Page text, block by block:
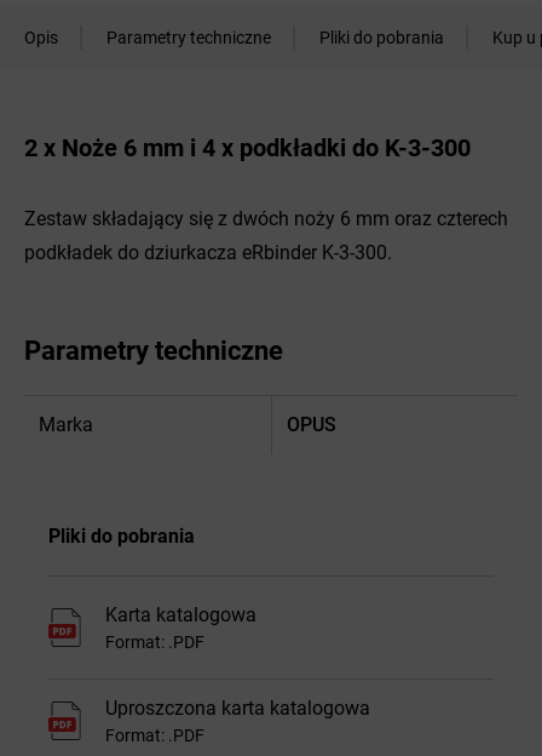
Opis Parametry techniczne Pliki do pobrania Kup u
2 x Noże 6 mm i 4 x podkładki do K-3-300
Zestaw składający się z dwóch noży 6 mm oraz czterech
podkładek do dziurkacza eRbinder K-3-300.
Parametry techniczne
Marka OPUS
Pliki do pobrania
Karta katalogowa
Format: .PDF
Uproszczona karta katalogowa
Format: .PDF